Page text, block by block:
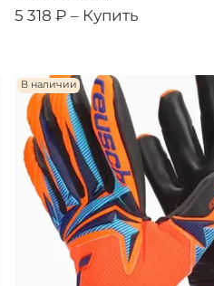
5 318 ₽ – Купить
В наличии